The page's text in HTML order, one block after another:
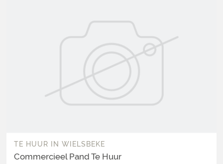
TE HUUR IN WIELSBEKE
Commercieel Pand Te Huur